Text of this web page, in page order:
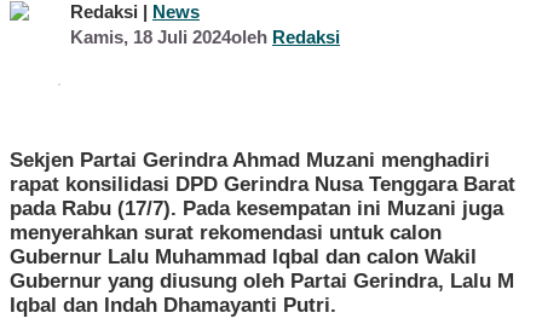
Redaksi | News
Kamis, 18 Juli 2024oleh Redaksi
Sekjen Partai Gerindra Ahmad Muzani menghadiri
rapat konsilidasi DPD Gerindra Nusa Tenggara Barat
pada Rabu (17/7). Pada kesempatan ini Muzani juga
menyerahkan surat rekomendasi untuk calon
Gubernur Lalu Muhammad Iqbal dan calon Wakil
Gubernur yang diusung oleh Partai Gerindra, Lalu M
Iqbal dan Indah Dhamayanti Putri.